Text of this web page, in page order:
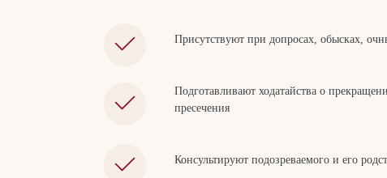
Присутствуют при допросах, обысках,
Подготавливают ходатайства о
пресечения
Консультируют подозреваемого и его